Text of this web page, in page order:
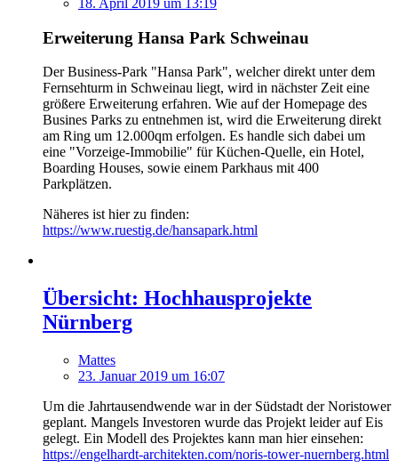
18. April 2019 um 13:19
Erweiterung Hansa Park Schweinau
Der Business-Park "Hansa Park", welcher direkt unter dem
Fernsehturm in Schweinau liegt, wird in nächster Zeit eine
größere Erweiterung erfahren. Wie auf der Homepage des
Busines Parks zu entnehmen ist, wird die Erweiterung direkt
am Ring um 12.000qm erfolgen. Es handle sich dabei um
eine "Vorzeige-Immobilie" für Küchen-Quelle, ein Hotel,
Boarding Houses, sowie einem Parkhaus mit 400
Parkplätzen.
Näheres ist hier zu finden:
https://www.ruestig.de/hansapark.html
Übersicht: Hochhausprojekte
Nürnberg
Mattes
23. Januar 2019 um 16:07
Um die Jahrtausendwende war in der Südstadt der Noristower
geplant. Mangels Investoren wurde das Projekt leider auf Eis
gelegt. Ein Modell des Projektes kann man hier einsehen:
https://engelhardt-architekten.com/noris-tower-nuernberg.html